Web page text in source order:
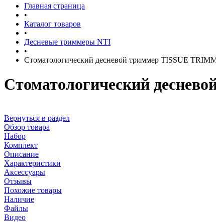
Главная страница
•
Каталог товаров
•
Десневые триммеры NTI
•
Стоматологический десневой триммер TISSUE
Стоматологический
Вернуться в раздел
Обзор товара
Набор
Комплект
Описание
Характеристики
Аксессуары
Отзывы
Похожие товары
Наличие
Файлы
Видео